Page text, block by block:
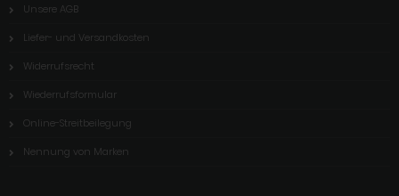
Unsere AGB
Liefer- und Versandkosten
Widerrufsrecht
Wiederrufsformular
Online-Streitbeilegung
Nennung von Marken